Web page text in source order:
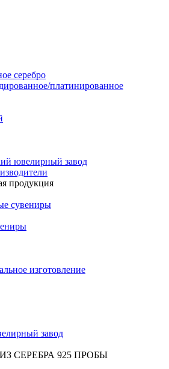
серебро
платинированное
ювелирный завод
продукция
сувениры
изготовление
завод
СЕРЕБРА 925 ПРОБЫ